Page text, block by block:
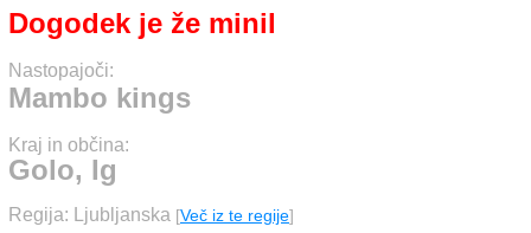
Dogodek je že minil
Nastopajoči:
Mambo kings
Kraj in občina:
Golo, Ig
Regija: Ljubljanska [Več iz te regije]